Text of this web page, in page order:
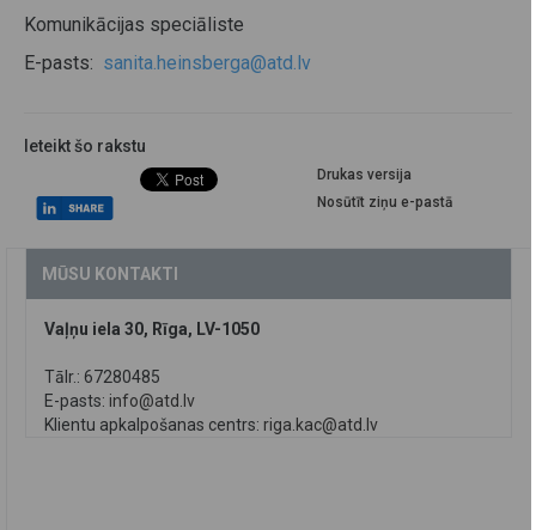
Komunikācijas speciāliste
E-pasts: sanita.heinsberga@atd.lv
Ieteikt šo rakstu
Drukas versija
Nosūtīt ziņu e-pastā
MŪSU KONTAKTI
Vaļņu iela 30, Rīga, LV-1050
Tālr.: 67280485
E-pasts: info@atd.lv
Klientu apkalpošanas centrs: riga.kac@atd.lv